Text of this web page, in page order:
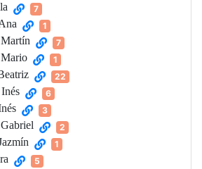
7
1
7
1
22
6
3
2
1
5